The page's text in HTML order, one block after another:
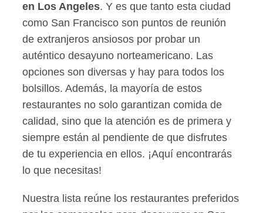
en Los Angeles. Y es que tanto esta ciudad
como San Francisco son puntos de reunión
de extranjeros ansiosos por probar un
auténtico desayuno norteamericano. Las
opciones son diversas y hay para todos los
bolsillos. Además, la mayoría de estos
restaurantes no solo garantizan comida de
calidad, sino que la atención es de primera y
siempre están al pendiente de que disfrutes
de tu experiencia en ellos. ¡Aquí encontrarás
lo que necesitas!
Nuestra lista reúne los restaurantes preferidos